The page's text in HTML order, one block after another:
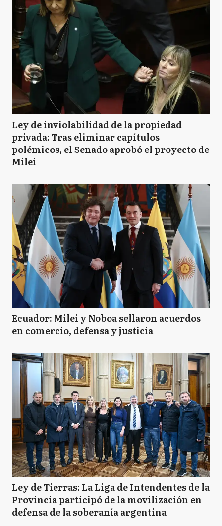
Ley de inviolabilidad de la propiedad
privada: Tras eliminar capítulos
polémicos, el Senado aprobó el proyecto de
Milei
Ecuador: Milei y Noboa sellaron acuerdos
en comercio, defensa y justicia
Ley de Tierras: La Liga de Intendentes de la
Provincia participó de la movilización en
defensa de la soberanía argentina